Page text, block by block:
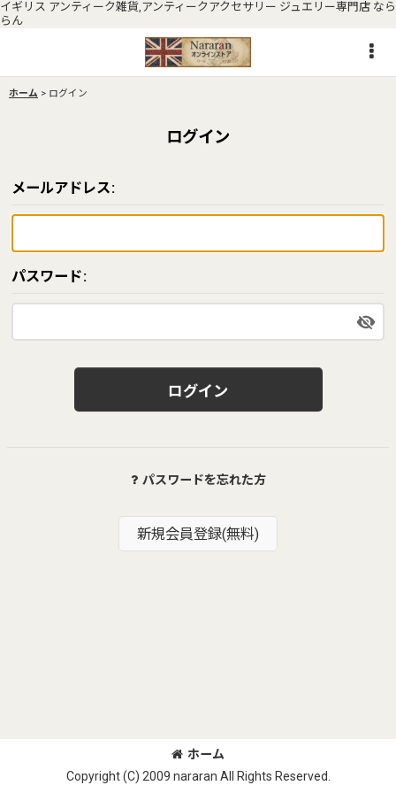
イギリス アンティーク雑貨,アンティークアクセサリー ジュエリー専門店 なら
らん
ホーム > ログイン
ログイン
メールアドレス:
パスワード:
ログイン
パスワードを忘れた方
新規会員登録(無料)
ホーム
Copyright (C) 2009 nararan All Rights Reserved.